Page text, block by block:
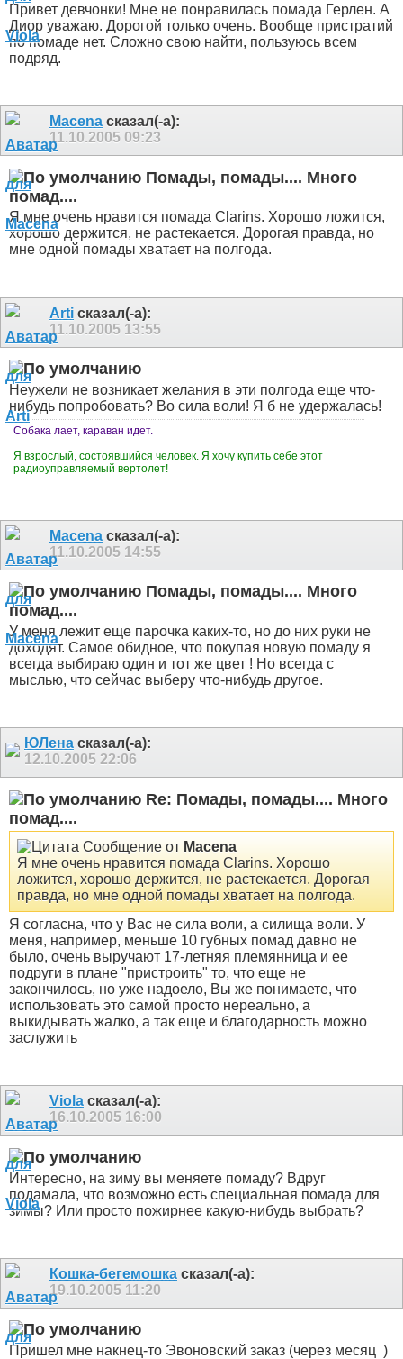
Привет девчонки! Мне не понравилась помада Герлен. А
Диор уважаю. Дорогой только очень. Вообще пристратий
по помаде нет. Сложно свою найти, пользуюсь всем
подряд.
Macena сказал(-а):
11.10.2005 09:23
Помады, помады.... Много
помад....
Я мне очень нравится помада Clarins. Хорошо ложится,
хорошо держится, не растекается. Дорогая правда, но
мне одной помады хватает на полгода.
Arti сказал(-а):
11.10.2005 13:55
Неужели не возникает желания в эти полгода еще что-
нибудь попробовать? Во сила воли! Я б не удержалась!
Собака лает, караван идет.
Я взрослый, состоявшийся человек. Я хочу купить себе этот
радиоуправляемый вертолет!
Macena сказал(-а):
11.10.2005 14:55
Помады, помады.... Много
помад....
У меня лежит еще парочка каких-то, но до них руки не
доходят. Самое обидное, что покупая новую помаду я
всегда выбираю один и тот же цвет ! Но всегда с
мыслью, что сейчас выберу что-нибудь другое.
ЮЛена сказал(-а):
12.10.2005 22:06
Re: Помады, помады.... Много
помад....
Сообщение от Macena
Я мне очень нравится помада Clarins. Хорошо
ложится, хорошо держится, не растекается. Дорогая
правда, но мне одной помады хватает на полгода.
Я согласна, что у Вас не сила воли, а силища воли. У
меня, например, меньше 10 губных помад давно не
было, очень выручают 17-летняя племянница и ее
подруги в плане "пристроить" то, что еще не
закончилось, но уже надоело, Вы же понимаете, что
использовать это самой просто нереально, а
выкидывать жалко, а так еще и благодарность можно
заслужить
Viola сказал(-а):
16.10.2005 16:00
Интересно, на зиму вы меняете помаду? Вдруг
подамала, что возможно есть специальная помада для
зимы? Или просто пожирнее какую-нибудь выбрать?
Кошка-бегемошка сказал(-а):
19.10.2005 11:20
Пришел мне накнец-то Эвоновский заказ (через месяц )